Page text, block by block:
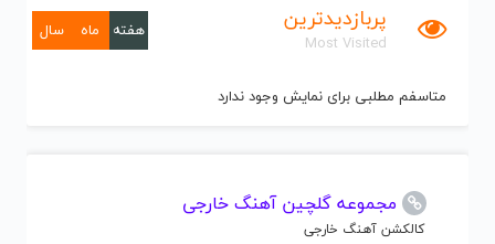
پربازدیدترین
Most Visited
هفته ماه سال
متاسفم مطلبی برای نمایش وجود ندارد
مجموعه گلچین آهنگ خارجی
کالکشن آهنگ خارجی